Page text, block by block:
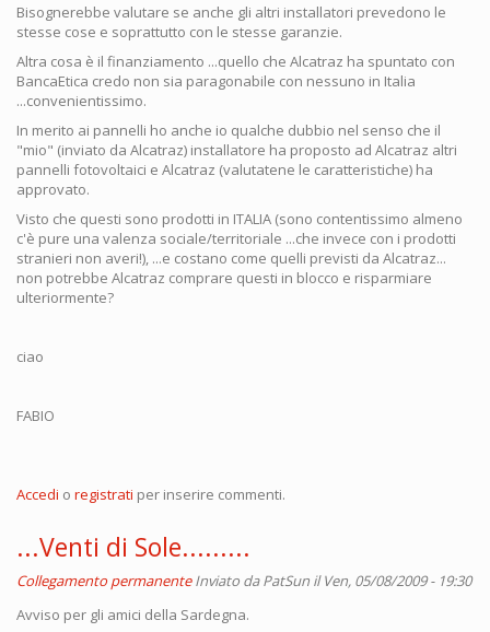
Bisognerebbe valutare se anche gli altri installatori prevedono le
stesse cose e soprattutto con le stesse garanzie.
Altra cosa è il finanziamento ...quello che Alcatraz ha spuntato con
BancaEtica credo non sia paragonabile con nessuno in Italia
...convenientissimo.
In merito ai pannelli ho anche io qualche dubbio nel senso che il
"mio" (inviato da Alcatraz) installatore ha proposto ad Alcatraz altri
pannelli fotovoltaici e Alcatraz (valutatene le caratteristiche) ha
approvato.
Visto che questi sono prodotti in ITALIA (sono contentissimo almeno
c'è pure una valenza sociale/territoriale ...che invece con i prodotti
stranieri non averi!), ...e costano come quelli previsti da Alcatraz...
non potrebbe Alcatraz comprare questi in blocco e risparmiare
ulteriormente?
ciao
FABIO
Accedi o registrati per inserire commenti.
...Venti di Sole.........
Collegamento permanente Inviato daPatSun il Ven, 05/08/2009 - 19:30
Avviso per gli amici della Sardegna.